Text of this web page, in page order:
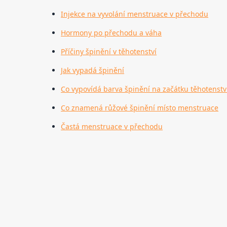
Injekce na vyvolání menstruace v přechodu
Hormony po přechodu a váha
Příčiny špinění v těhotenství
Jak vypadá špinění
Co vypovídá barva špinění na začátku
Co znamená růžové špinění místo menstruace
Častá menstruace v přechodu